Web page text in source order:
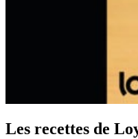
Les recettes de